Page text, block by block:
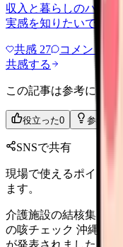
収入と暮らしのバラ
実感を知りたいです。
共感 27 コメント
共感する
この記事は参考になり
役立った0 参考にな
SNSで共有
現場で使えるポイン
ます。
介護施設の結核集団
の咳チェック 沖縄本
が発表されました。施